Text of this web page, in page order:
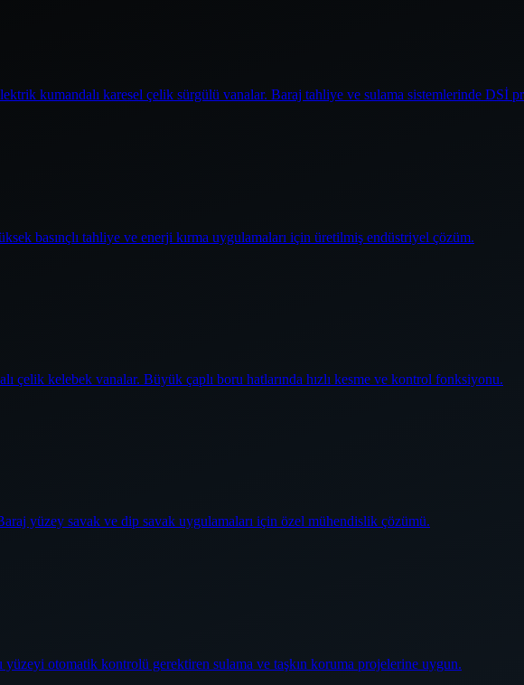
kumandalı karesel çelik sürgülü vanalar. Baraj tahliye ve sulama sistemlerinde DSİ
basınçlı tahliye ve enerji kırma uygulamaları için üretilmiş endüstriyel çözüm.
kelebek vanalar. Büyük çaplı boru hatlarında hızlı kesme ve kontrol fonksiyonu.
yüzey savak ve dip savak uygulamaları için özel mühendislik çözümü.
yüzeyi otomatik kontrolü gerektiren sulama ve taşkın koruma projelerine uygun.